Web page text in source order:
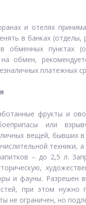
и отелях
в банках
обменных пунктах
на обмен,
платежных
фрукты и
или
вещей, бывших в
техники,
– до 2,5 л.
и фауны. Разрешен
при этом нужно
не ограничен, но